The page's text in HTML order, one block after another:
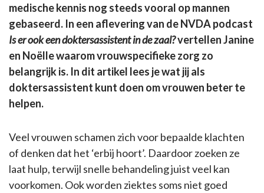
medische kennis nog steeds vooral op mannen
gebaseerd. In een aflevering van de NVDA podcast
Is er ook een doktersassistent in de zaal?vertellen Janine
en Noëlle waarom vrouwspecifieke zorg zo
belangrijk is. In dit artikel lees je wat jij als
doktersassistent kunt doen om vrouwen beter te
helpen.
Veel vrouwen schamen zich voor bepaalde klachten
of denken dat het ‘erbij hoort’. Daardoor zoeken ze
laat hulp, terwijl snelle behandeling juist veel kan
voorkomen. Ook worden ziektes soms niet goed